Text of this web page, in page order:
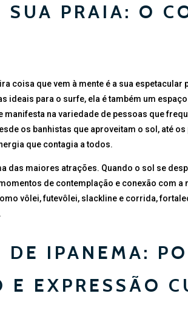
SUA PRAIA: O
coisa que vem à mente é a sua
ideais para o surfe, ela é também um
manifesta na variedade de pessoas que
os banhistas que aproveitam o sol, até
que contagia a todos.
das maiores atrações. Quando o sol se
de contemplação e conexão com a
vôlei, futevôlei, slackline e corrida,
DE IPANEMA:
E EXPRESSÃO